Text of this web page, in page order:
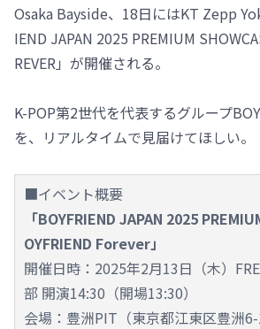
Osaka Bayside、18日にはKT Zepp
IEND JAPAN 2025 PREMIUM
REVER」が開催される。
K-POP第2世代を代表するグループ
を、リアルタイムで見届けてほしい。
■イベント概要
「BOYFRIEND JAPAN 2025
OYFRIEND Forever」
開催日時：2025年2月13日（木）
部 開演14:30（開場13:30）
会場：豊洲PIT（東京都江東区豊洲6-